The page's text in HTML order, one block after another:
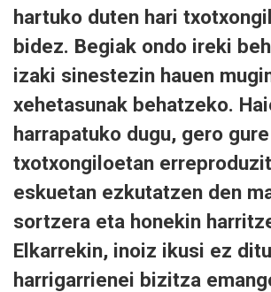
hartuko duten hari
bidez. Begiak ondo ireki
izaki sinestezin hauen
xehetasunak behatzeko.
harrapatuko dugu, gero gure
txotxongiloetan
eskuetan ezkutatzen den
sortzera eta honekin
Elkarrekin, inoiz ikusi ez
harrigarrienei bizitza